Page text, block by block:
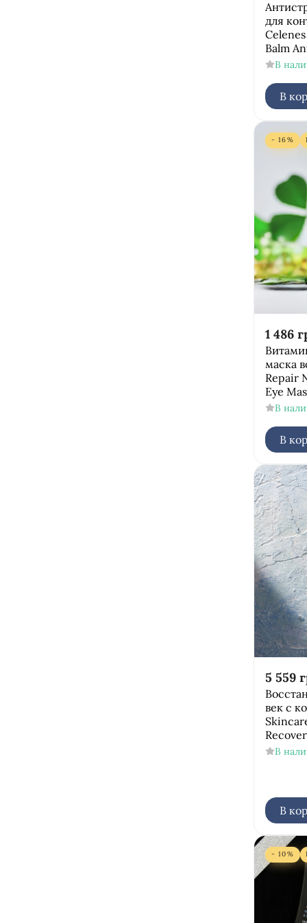
для
Balm
В
В
- 16%
1 486
маска
Repair
Eye
В
В
5 559
век с
В
В
- 10%